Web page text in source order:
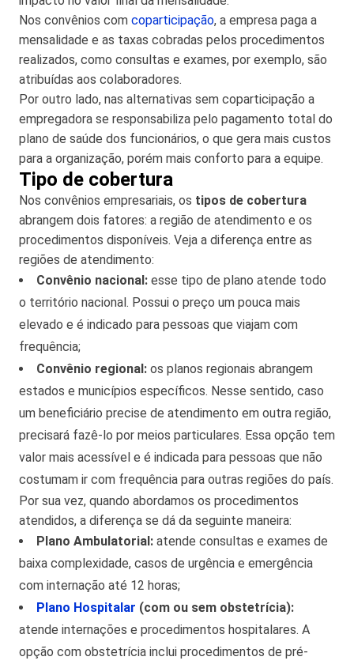
Nos convênios com coparticipação, a empresa paga a
mensalidade e as taxas cobradas pelos procedimentos
realizados, como consultas e exames, por exemplo, são
atribuídas aos colaboradores.
Por outro lado, nas alternativas sem coparticipação a
empregadora se responsabiliza pelo pagamento total do
plano de saúde dos funcionários, o que gera mais custos
para a organização, porém mais conforto para a equipe.
Tipo de cobertura
Nos convênios empresariais, os tipos de cobertura
abrangem dois fatores: a região de atendimento e os
procedimentos disponíveis. Veja a diferença entre as
regiões de atendimento:
Convênio nacional: esse tipo de plano atende todo
o território nacional. Possui o preço um pouca mais
elevado e é indicado para pessoas que viajam com
frequência;
Convênio regional: os planos regionais abrangem
estados e municípios específicos. Nesse sentido, caso
um beneficiário precise de atendimento em outra região,
precisará fazê-lo por meios particulares. Essa opção tem
valor mais acessível e é indicada para pessoas que não
costumam ir com frequência para outras regiões do país.
Por sua vez, quando abordamos os procedimentos
atendidos, a diferença se dá da seguinte maneira:
Plano Ambulatorial: atende consultas e exames de
baixa complexidade, casos de urgência e emergência
com internação até 12 horas;
Plano Hospitalar (com ou sem obstetrícia):
atende internações e procedimentos hospitalares. A
opção com obstetrícia inclui procedimentos de pré-